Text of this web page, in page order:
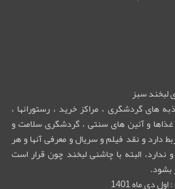
لبخند سبز
های گردشگری ، مراکز خرید ، رستورانها ،
و آئین های سنتی ، گردشگری سلامت و
دارد و نقد فیلم و سریال و معرفی آنها و هر
ندارد، البته با چاشنی لبخند چون قرار است
بشود.
دی ماه 1401